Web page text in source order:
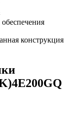
конструкция